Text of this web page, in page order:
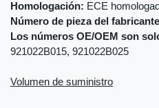
Homologación: ECE
Número de pieza del
Los números OE/OEM son
921022B015, 921022B025
Volumen de suministro